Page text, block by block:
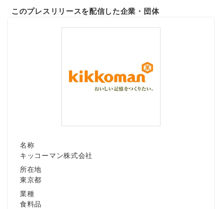
このプレスリリースを配信した企業・団体
名称
キッコーマン株式会社
所在地
東京都
業種
食料品